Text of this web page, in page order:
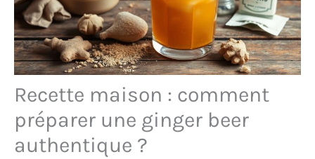
Recette maison : comment
préparer une ginger beer
authentique ?